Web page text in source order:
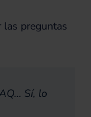
las preguntas
Sí, lo